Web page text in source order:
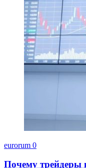
eurorum 0
Почему